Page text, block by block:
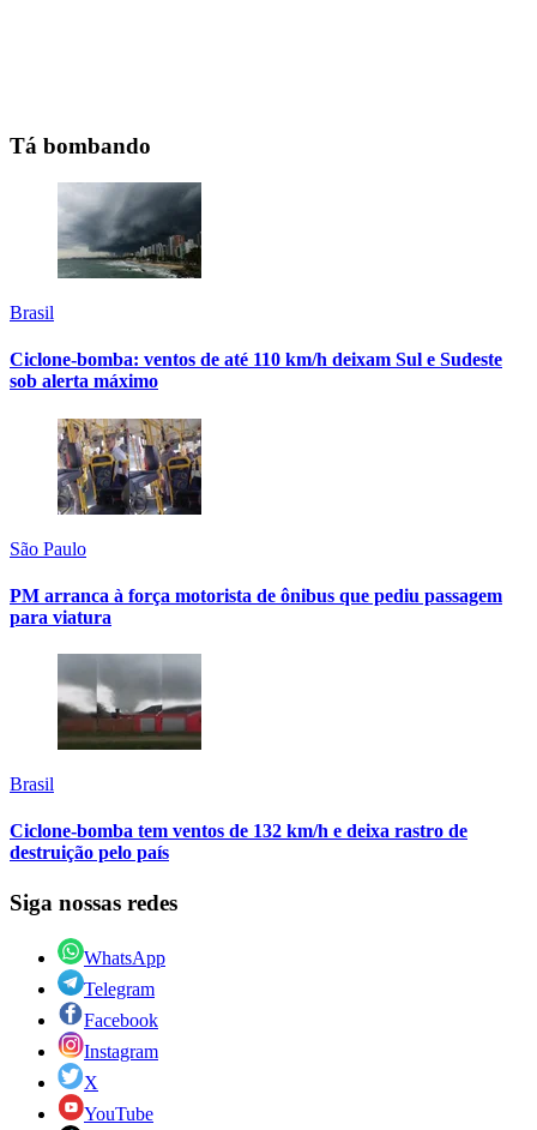
Tá bombando
Brasil
Ciclone-bomba: ventos de até 110 km/h deixam Sul e Sudeste
sob alerta máximo
São Paulo
PM arranca à força motorista de ônibus que pediu passagem
para viatura
Brasil
Ciclone-bomba tem ventos de 132 km/h e deixa rastro de
destruição pelo país
Siga nossas redes
WhatsApp
Telegram
Facebook
Instagram
X
YouTube